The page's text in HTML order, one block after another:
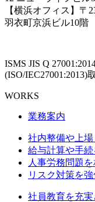
【横浜オフィス】〒
羽衣町京浜ビル10階
ISMS JIS Q
(ISO/IEC27001:2013)
WORKS
業務案内
社内整備や上場
給与計算や手
人事労務問題
リスク対策を
社員教育を充